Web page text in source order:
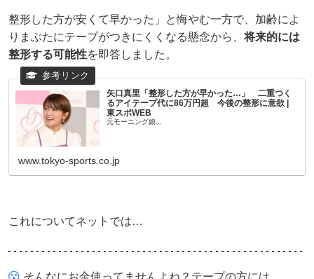
整形した方が安くて早かった」と悔やむ一方で、加齢によ
りまぶたにテープがつきにくくなる懸念から、将来的には
整形する可能性を即答しました。
矢口真里「整形した方が早かった…」 二重つく
るアイテープ代に86万円超 今後の整形に意欲 |
東スポWEB
元モーニング娘...
www.tokyo-sports.co.jp
これについてネットでは…